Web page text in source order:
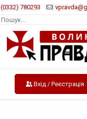
(0332) 780293
Вхід / Реєстрація